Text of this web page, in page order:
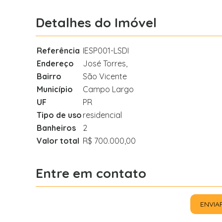
Detalhes do Imóvel
Referência IESP001-LSDI
Endereço
José Torres,
Bairro
São Vicente
Município
Campo Largo
UF
PR
Tipo de uso residencial
Banheiros
2
Valor total R$ 700.000,00
Entre em contato